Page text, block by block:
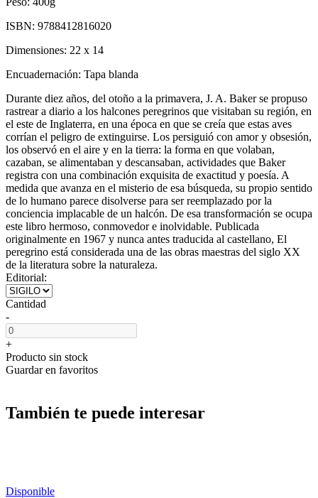
ISBN: 9788412816020
Dimensiones: 22 x 14
Encuadernación: Tapa blanda
Durante diez años, del otoño a la primavera, J. A. Baker se propuso
rastrear a diario a los halcones peregrinos que visitaban su región, en
el este de Inglaterra, en una época en que se creía que estas aves
corrían el peligro de extinguirse. Los persiguió con amor y obsesión,
los observó en el aire y en la tierra: la forma en que volaban,
cazaban, se alimentaban y descansaban, actividades que Baker
registra con una combinación exquisita de exactitud y poesía. A
medida que avanza en el misterio de esa búsqueda, su propio sentido
de lo humano parece disolverse para ser reemplazado por la
conciencia implacable de un halcón. De esa transformación se ocupa
este libro hermoso, conmovedor e inolvidable. Publicada
originalmente en 1967 y nunca antes traducida al castellano, El
peregrino está considerada una de las obras maestras del siglo XX
de la literatura sobre la naturaleza.
Editorial:
Cantidad
-
+
Producto sin stock
Guardar en favoritos
También te puede interesar
Disponible